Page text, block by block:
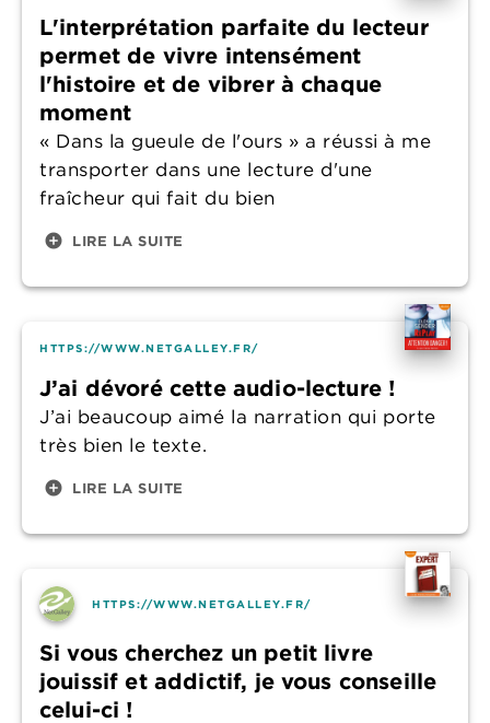
L'interprétation parfaite du lecteur
permet de vivre intensément
l'histoire et de vibrer à chaque
moment
« Dans la gueule de l'ours » a réussi à me
transporter dans une lecture d'une
fraîcheur qui fait du bien
add_circle LIRE LA SUITE
HTTPS://WWW.NETGALLEY.FR/
J’ai dévoré cette audio-lecture !
J’ai beaucoup aimé la narration qui porte
très bien le texte.
add_circle LIRE LA SUITE
HTTPS://WWW.NETGALLEY.FR/
Si vous cherchez un petit livre
jouissif et addictif, je vous conseille
celui-ci !